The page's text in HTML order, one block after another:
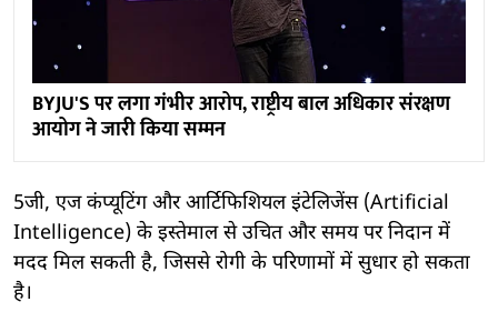
BYJU'S पर लगा गंभीर आरोप, राष्ट्रीय बाल अधिकार संरक्षण
आयोग ने जारी किया सम्मन
5जी, एज कंप्यूटिंग और आर्टिफिशियल इंटेलिजेंस (Artificial
Intelligence) के इस्तेमाल से उचित और समय पर निदान में
मदद मिल सकती है, जिससे रोगी के परिणामों में सुधार हो सकता
है।